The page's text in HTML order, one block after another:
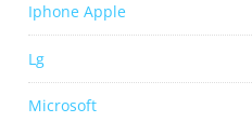
Iphone Apple
Lg
Microsoft